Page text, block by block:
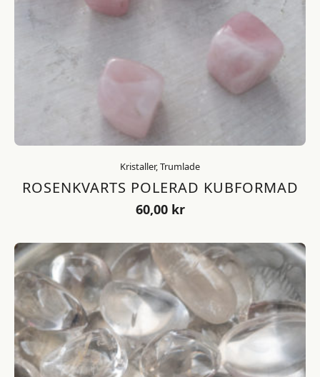
Kristaller, Trumlade
ROSENKVARTS POLERAD KUBFORMAD
60,00 kr